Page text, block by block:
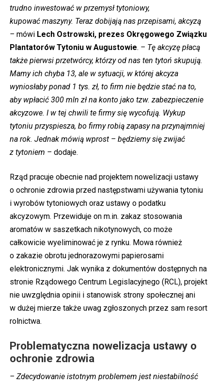
trudno inwestować w przemysł tytoniowy,
kupować maszyny. Teraz dobijają nas przepisami, akcyzą
– mówi Lech Ostrowski, prezes Okręgowego Związku
Plantatorów Tytoniu w Augustowie. – Tę akcyzę płacą
także pierwsi przetwórcy, którzy od nas ten tytoń skupują.
Mamy ich chyba 13, ale w sytuacji, w której akcyza
wyniosłaby ponad 1 tys. zł, to firm nie będzie stać na to,
aby wpłacić 300 mln zł na konto jako tzw. zabezpieczenie
akcyzowe. I w tej chwili te firmy się wycofują. Wykup
tytoniu przyspiesza, bo firmy robią zapasy na przynajmniej
na rok. Jednak mówią wprost – będziemy się zwijać
z tytoniem – dodaje.
Rząd pracuje obecnie nad projektem nowelizacji ustawy
o ochronie zdrowia przed następstwami używania tytoniu
i wyrobów tytoniowych oraz ustawy o podatku
akcyzowym. Przewiduje on m.in. zakaz stosowania
aromatów w saszetkach nikotynowych, co może
całkowicie wyeliminować je z rynku. Mowa również
o zakazie obrotu jednorazowymi papierosami
elektronicznymi. Jak wynika z dokumentów dostępnych na
stronie Rządowego Centrum Legislacyjnego (RCL), projekt
nie uwzględnia opinii i stanowisk strony społecznej ani
w dużej mierze także uwag zgłoszonych przez sam resort
rolnictwa.
Problematyczna nowelizacja ustawy o
ochronie zdrowia
– Zdecydowanie istotnym problemem jest niestabilność